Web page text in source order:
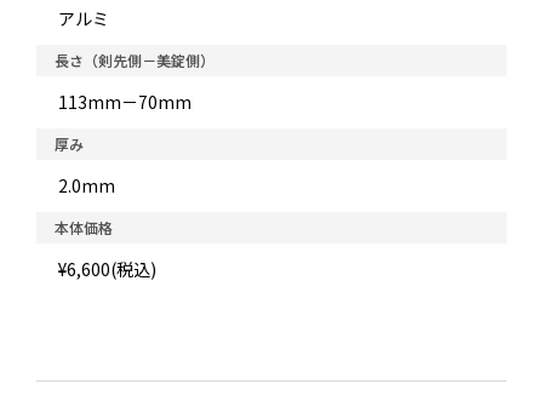
アルミ
長さ（剣先側－美錠側）
113mm－70mm
厚み
2.0mm
本体価格
¥6,600(税込)